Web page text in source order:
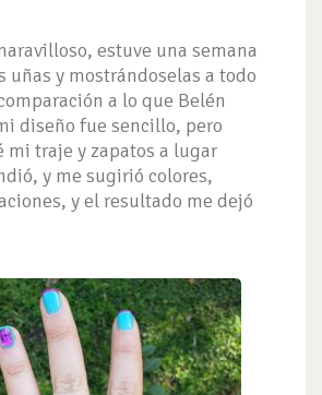
estuve una semana
uñas y mostrándoselas a todo
a lo que Belén
diseño fue sencillo, pero
mi traje y zapatos a lugar
y me sugirió colores,
y el resultado me dejó